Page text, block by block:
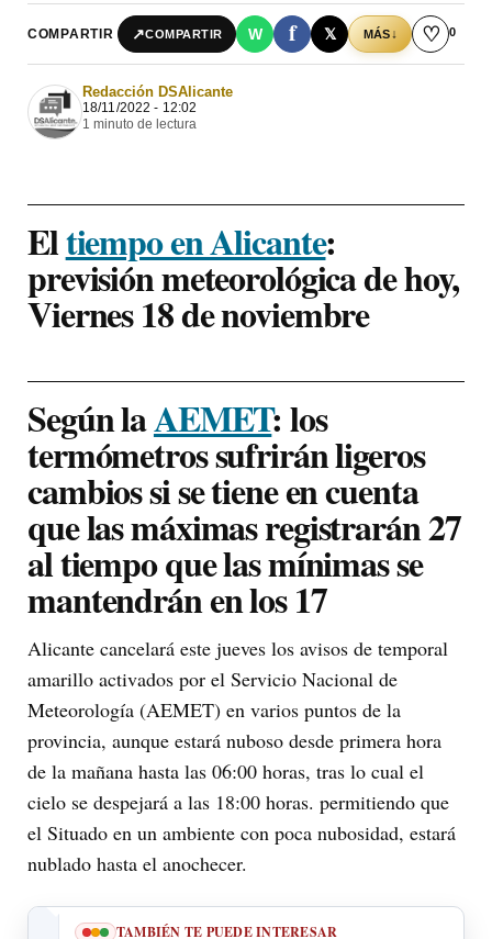
COMPARTIR ↗COMPARTIR W f 𝕏 MÁS↓ ♡ 0
Redacción DSAlicante
18/11/2022 - 12:02
1 minuto de lectura
Eltiempo en Alicante:
previsión meteorológica de hoy,
Viernes 18 de noviembre
Según laAEMET: los
termómetros sufrirán ligeros
cambios si se tiene en cuenta
que las máximas registrarán 27
al tiempo que las mínimas se
mantendrán en los 17
Alicante cancelará este jueves los avisos de temporal
amarillo activados por el Servicio Nacional de
Meteorología (AEMET) en varios puntos de la
provincia, aunque estará nuboso desde primera hora
de la mañana hasta las 06:00 horas, tras lo cual el
cielo se despejará a las 18:00 horas. permitiendo que
el Situado en un ambiente con poca nubosidad, estará
nublado hasta el anochecer.
TAMBIÉN TE PUEDE INTERESAR